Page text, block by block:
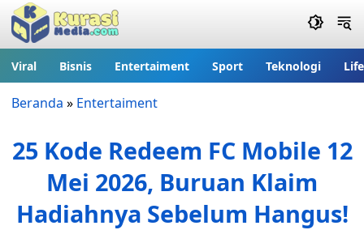
Viral Bisnis Entertaiment Sport Teknologi
Beranda » Entertaiment
25 Kode Redeem FC Mobile 12
Mei 2026, Buruan Klaim
Hadiahnya Sebelum Hangus!